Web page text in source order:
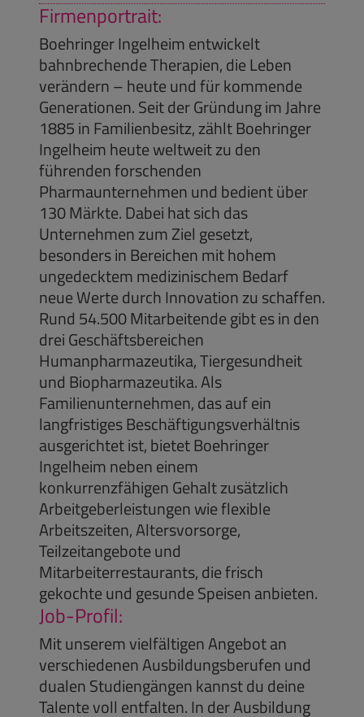
Firmenportrait:
Boehringer Ingelheim entwickelt
bahnbrechende Therapien, die Leben
verändern – heute und für kommende
Generationen. Seit der Gründung im Jahre
1885 in Familienbesitz, zählt Boehringer
Ingelheim heute weltweit zu den
führenden forschenden
Pharmaunternehmen und bedient über
130 Märkte. Dabei hat sich das
Unternehmen zum Ziel gesetzt,
besonders in Bereichen mit hohem
ungedecktem medizinischem Bedarf
neue Werte durch Innovation zu schaffen.
Rund 54.500 Mitarbeitende gibt es in den
drei Geschäftsbereichen
Humanpharmazeutika, Tiergesundheit
und Biopharmazeutika. Als
Familienunternehmen, das auf ein
langfristiges Beschäftigungsverhältnis
ausgerichtet ist, bietet Boehringer
Ingelheim neben einem
konkurrenzfähigen Gehalt zusätzlich
Arbeitgeberleistungen wie flexible
Arbeitszeiten, Altersvorsorge,
Teilzeitangebote und
Mitarbeiterrestaurants, die frisch
gekochte und gesunde Speisen anbieten.
Job-Profil:
Mit unserem vielfältigen Angebot an
verschiedenen Ausbildungsberufen und
dualen Studiengängen kannst du deine
Talente voll entfalten. In der Ausbildung